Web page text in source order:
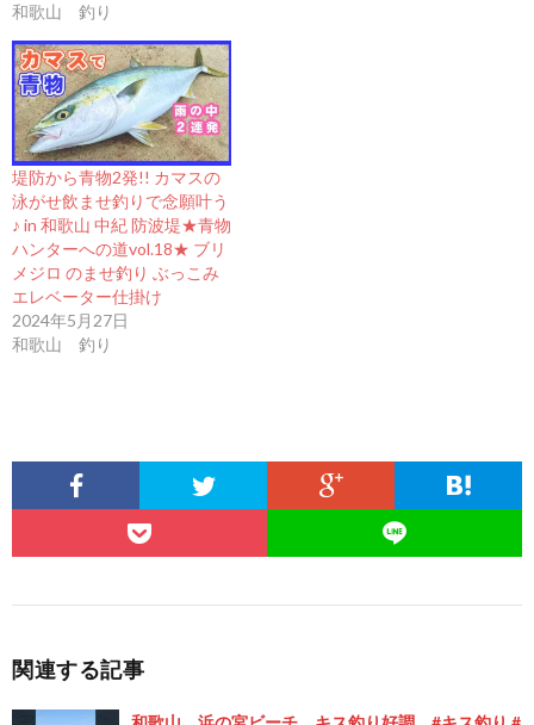
和歌山 釣り
堤防から青物2発!! カマスの
泳がせ飲ませ釣りで念願叶う
♪ in 和歌山 中紀 防波堤★青物
ハンターへの道vol.18★ ブリ
メジロ のませ釣り ぶっこみ
エレベーター仕掛け
2024年5月27日
和歌山 釣り
関連する記事